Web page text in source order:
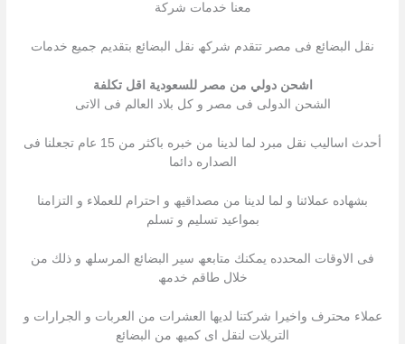
معنا خدمات شركة
نقل البضائع فى مصر تتقدم شركھ نقل البضائع بتقدیم جمیع خدمات
اشحن دولي من مصر للسعودية اقل تكلفة
الشحن الدولى فى مصر و كل بلاد العالم فى الاتى
أحدث اسالیب نقل مبرد لما لدینا من خبره باكثر من 15 عام تجعلنا فى
الصداره دائما
بشھاده عملائنا و لما لدینا من مصداقیھ و احترام للعملاء و التزامنا
بمواعید تسلیم و تسلم
فى الاوقات المحدده یمكنك متابعھ سیر البضائع المرسلھ و ذلك من
خلال طاقم خدمھ
عملاء محترف واخیرا شركتنا لدیھا العشرات من العربات و الجرارات و
التریلات لنقل اى كمیھ من البضائع